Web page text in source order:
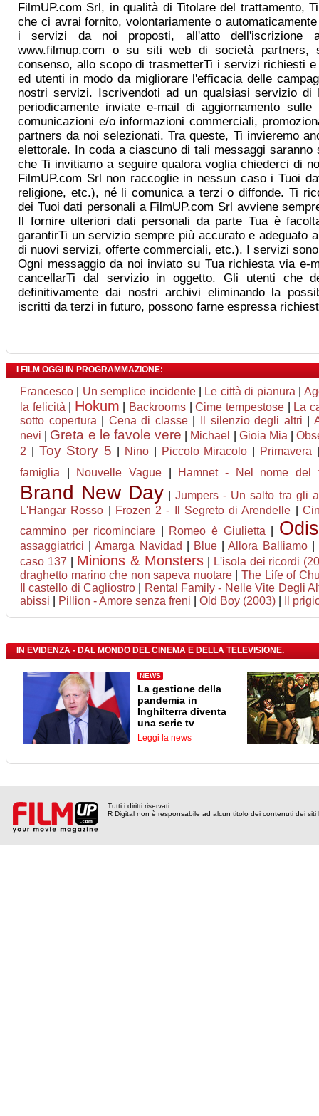
FilmUP.com Srl, in qualità di Titolare del trattamento,
che ci avrai fornito, volontariamente o
i servizi da noi proposti, all'atto
www.filmup.com o su siti web di società partners,
consenso, allo scopo di trasmetterTi i servizi richiesti
ed utenti in modo da migliorare l'efficacia delle
nostri servizi. Iscrivendoti ad un qualsiasi servizio di
periodicamente inviate e-mail di aggiornamento
comunicazioni e/o informazioni commerciali,
partners da noi selezionati. Tra queste, Ti invieremo
elettorale. In coda a ciascuno di tali messaggi
che Ti invitiamo a seguire qualora voglia chiederci di
FilmUP.com Srl non raccoglie in nessun caso i Tuoi
religione, etc.), né li comunica a terzi o diffonde. Ti
dei Tuoi dati personali a FilmUP.com Srl avviene
Il fornire ulteriori dati personali da parte Tua è
garantirTi un servizio sempre più accurato e adeguato
di nuovi servizi, offerte commerciali, etc.). I servizi
Ogni messaggio da noi inviato su Tua richiesta via e-
cancellarTi dal servizio in oggetto. Gli utenti che
definitivamente dai nostri archivi eliminando la
iscritti da terzi in futuro, possono farne espressa
I FILM OGGI IN PROGRAMMAZIONE:
Francesco Un semplice incidente| Le città di pianura
la felicità
Hokum Backrooms |Cime tempestose|
La
sotto copertura
Cena di classe| Il silenzio degli altri
nevi
Greta e le favole vere Michael Gioia Mia |
2
Toy Story 5 Nino| Piccolo Miracolo Primavera
famiglia
Nouvelle Vague Hamnet - Nel nome del
Brand New Day |Jumpers - Un salto tra gli
L'Hangar Rosso
Frozen 2 - Il Segreto di Arendelle
cammino per ricominciare
Romeo è Giulietta
assaggiatrici |Amarga Navidad Blue|Allora Balliamo|
caso 137
Minions & Monsters|
L'isola dei ricordi
draghetto marino che non sapeva nuotare| The Life of
Il castello di Cagliostro
Rental Family - Nelle Vite Degli
abissi
Pillion - Amore senza freni Old Boy (2003) Il
IN EVIDENZA - DAL MONDO DEL CINEMA E DELLA TELEVISIONE.
NEWS
La gestione della
pandemia in
Inghilterra diventa
una serie tv
Leggi la news
Tutti i diritti riservati
R Digital non è responsabile ad alcun titolo dei contenuti dei siti